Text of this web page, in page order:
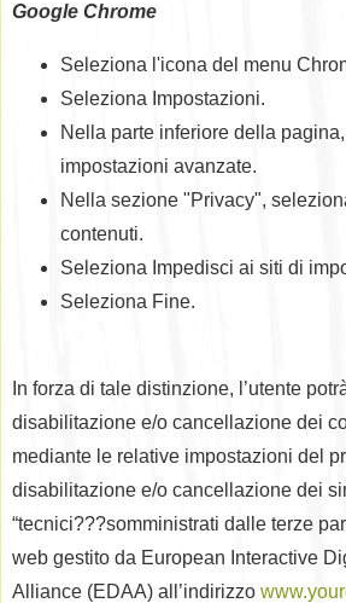
Google Chrome
Seleziona l'icona del menu
Seleziona Impostazioni.
Nella parte inferiore della
impostazioni avanzate.
Nella sezione "Privacy",
contenuti.
Seleziona Impedisci ai siti di
Seleziona Fine.
In forza di tale distinzione, l’utente
disabilitazione e/o cancellazione dei
mediante le relative impostazioni del
disabilitazione e/o cancellazione dei
“tecnici???somministrati dalle terze
web gestito da European Interactive
Alliance (EDAA) all’indirizzo